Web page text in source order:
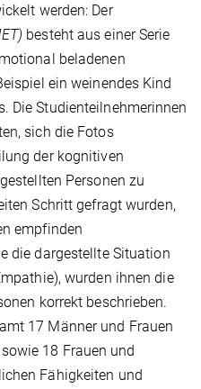
werden: Der
besteht aus einer Serie
beladenen
ein weinendes Kind
Die Studienteilnehmerinnen
sich die Fotos
der kognitiven
Personen zu
Schritt gefragt wurden,
empfinden
die dargestellte Situation
wurden ihnen die
korrekt beschrieben.
17 Männer und Frauen
18 Frauen und
Fähigkeiten und